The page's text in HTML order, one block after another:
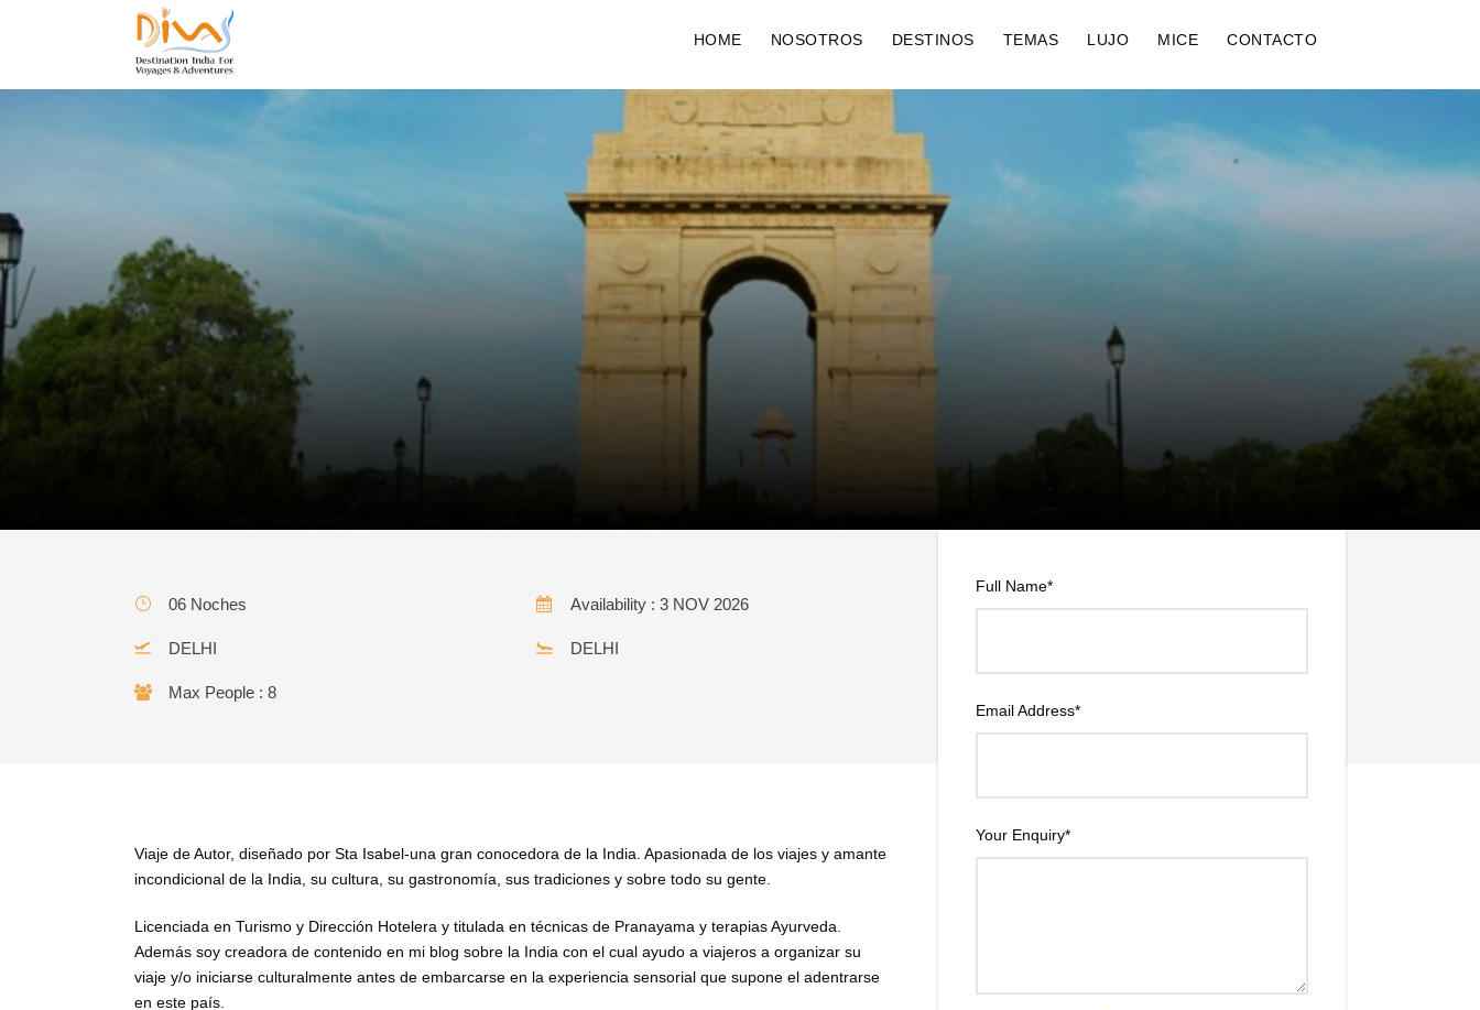
HOME NOSOTROS DESTINOS TEMAS LUJO MICE CONTACTO
Fiesta de Luces con Isabel -Diwali 2026: 6 noches
Full Name*
Email Address*
Your Enquiry*
06 Noches Availability : 3 NOV 2026
DELHI DELHI
Max People : 8
Viaje de Autor, diseñado por Sta Isabel-una gran conocedora de la India. Apasionada de los viajes y amante
incondicional de la India, su cultura, su gastronomía, sus tradiciones y sobre todo su gente.
Licenciada en Turismo y Dirección Hotelera y titulada en técnicas de Pranayama y terapias Ayurveda.
Además soy creadora de contenido en mi blog sobre la India con el cual ayudo a viajeros a organizar su
viaje y/o iniciarse culturalmente antes de embarcarse en la experiencia sensorial que supone el adentrarse
en este país.